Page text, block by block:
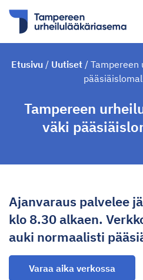
Etusivu/ Uutiset/ Tampereen
Tampereen
väki
Ajanvaraus palvelee
klo 8.30 alkaen.
auki normaalisti
Varaa aika verkossa